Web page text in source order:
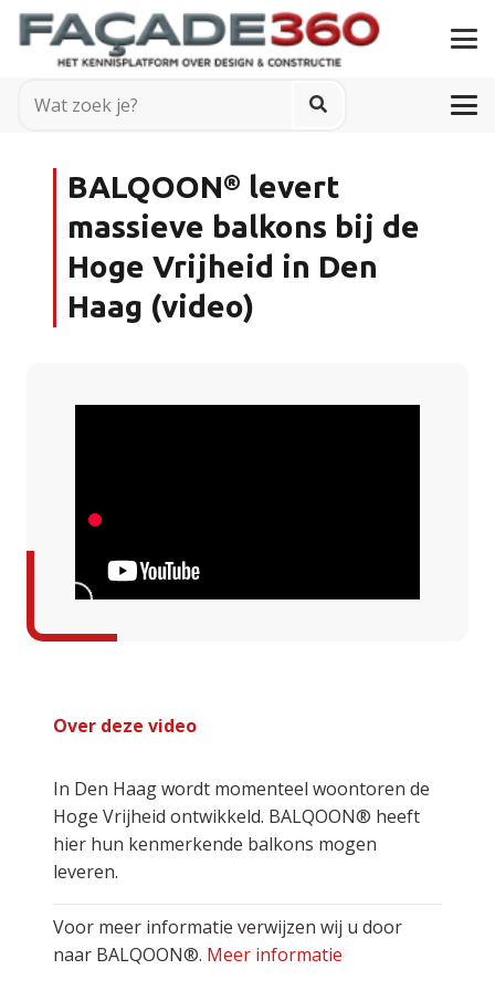
BALQOON® levert
massieve balkons bij de
Hoge Vrijheid in Den
Haag (video)
Over deze video
In Den Haag wordt momenteel woontoren de
Hoge Vrijheid ontwikkeld. BALQOON® heeft
hier hun kenmerkende balkons mogen
leveren.
Voor meer informatie verwijzen wij u door
naar BALQOON®. Meer informatie